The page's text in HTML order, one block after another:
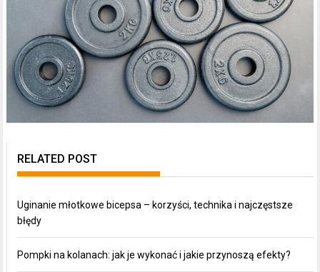
RELATED POST
Uginanie młotkowe bicepsa – korzyści, technika i najczęstsze
błędy
Pompki na kolanach: jak je wykonać i jakie przynoszą efekty?